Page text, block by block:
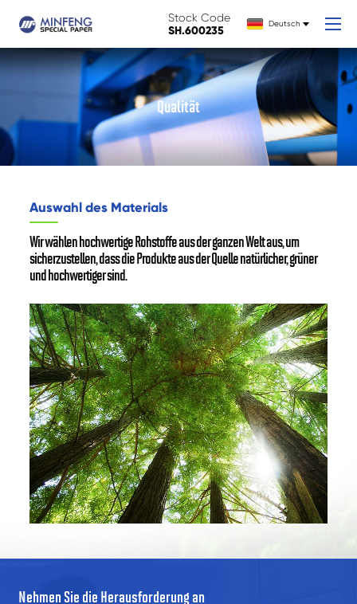
Stock Code
SH.600235 Deutsch
Qualität
Auswahl des Materials
Wir wählen hochwertige Rohstoffe aus der ganzen Welt aus, um
sicherzustellen, dass die Produkte aus der Quelle natürlicher, grüner
und hochwertiger sind.
Nehmen Sie die Herausforderung an